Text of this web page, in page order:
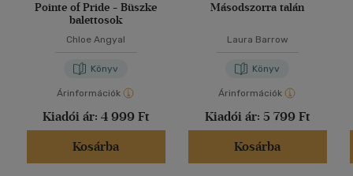
Pointe of Pride - Büszke
balettosok
Chloe Angyal
Könyv
Árinformációk
Kiadói ár: 4 999 Ft
Kosárba
Másodszorra talán
Laura Barrow
Könyv
Árinformációk
Kiadói ár: 5 799 Ft
Kosárba